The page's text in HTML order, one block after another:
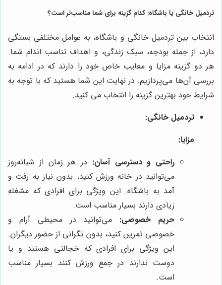
تردمیل خانگی یا باشگاه: کدام گزینه برای شما مناسب‌تر است؟
انتخاب بین تردمیل خانگی و باشگاه، به عوامل مختلفی بستگی
دارد، از جمله بودجه، سبک زندگی، و اهداف تناسب اندام شما.
هر دو گزینه مزایا و معایب خاص خود را دارند که در ادامه به
بررسی آن‌ها می‌پردازیم. در نهایت این شما هستید که با توجه به
شرایط خود بهترین گزینه را انتخاب می کنید.
تردمیل خانگی:
مزایا:
راحتی و دسترسی آسان: در هر زمان از شبانه‌روز
می‌توانید در خانه ورزش کنید، بدون نیاز به رفت و
آمد به باشگاه. این ویژگی برای افرادی که مشغله
زیادی دارند بسیار مناسب است.
حریم خصوصی: می‌توانید در محیطی آرام و
خصوصی تمرین کنید، بدون نگرانی از حضور دیگران.
این ویژگی برای افرادی که خجالتی هستند و یا
دوست ندارند در جمع ورزش کنند بسیار مناسب
است.